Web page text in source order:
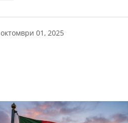
октомври 01, 2025